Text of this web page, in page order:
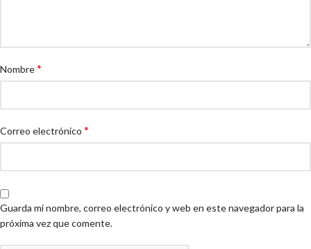
Nombre*
Correo electrónico *
Guarda mi nombre, correo electrónico y web en este navegador para la
próxima vez que comente.